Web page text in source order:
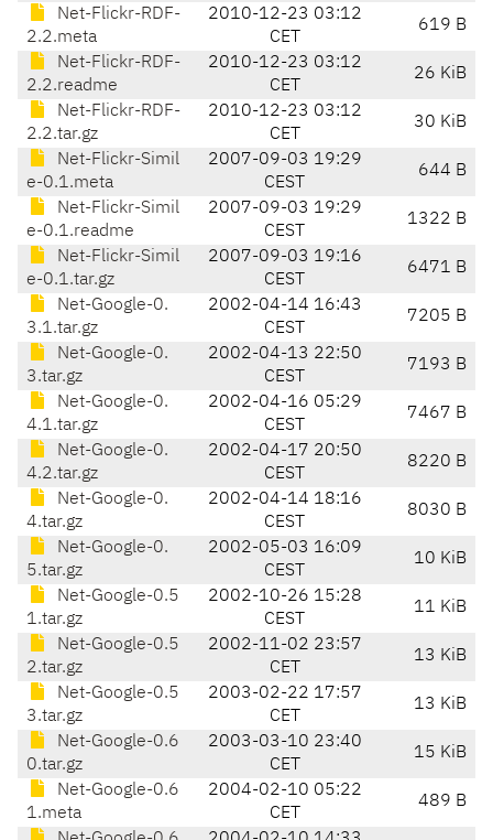
Net-Flickr-RDF-
2.2.meta
2010-12-23 03:12
CET
619 B
Net-Flickr-RDF-
2.2.readme
2010-12-23 03:12
CET
26 KiB
Net-Flickr-RDF-
2.2.tar.gz
2010-12-23 03:12
CET
30 KiB
Net-Flickr-Simil
e-0.1.meta
2007-09-03 19:29
CEST
644 B
Net-Flickr-Simil
e-0.1.readme
2007-09-03 19:29
CEST
1322 B
Net-Flickr-Simil
e-0.1.tar.gz
2007-09-03 19:16
CEST
6471 B
Net-Google-0.
3.1.tar.gz
2002-04-14 16:43
CEST
7205 B
Net-Google-0.
3.tar.gz
2002-04-13 22:50
CEST
7193 B
Net-Google-0.
4.1.tar.gz
2002-04-16 05:29
CEST
7467 B
Net-Google-0.
4.2.tar.gz
2002-04-17 20:50
CEST
8220 B
Net-Google-0.
4.tar.gz
2002-04-14 18:16
CEST
8030 B
Net-Google-0.
5.tar.gz
2002-05-03 16:09
CEST
10 KiB
Net-Google-0.5
1.tar.gz
2002-10-26 15:28
CEST
11 KiB
Net-Google-0.5
2.tar.gz
2002-11-02 23:57
CET
13 KiB
Net-Google-0.5
3.tar.gz
2003-02-22 17:57
CET
13 KiB
Net-Google-0.6
0.tar.gz
2003-03-10 23:40
CET
15 KiB
Net-Google-0.6
1.meta
2004-02-10 05:22
CET
489 B